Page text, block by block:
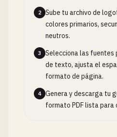
2
Sube tu archivo de
colores primarios,
neutros.
3
Selecciona las fuentes
de texto, ajusta el
formato de página.
4
Genera y descarga tu
formato PDF lista para